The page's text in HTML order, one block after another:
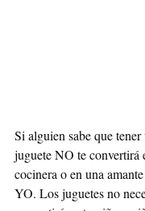
Si alguien sabe que
juguete NO te convertirá
cocinera o en una
YO. Los juguetes no